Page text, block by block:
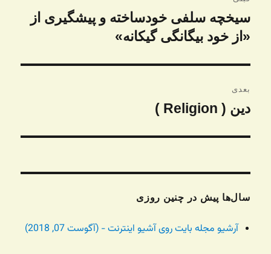
نوشته
نوشته
قبلی:
سیخچه سلفی خودساخته و پیشگیری از
«از خود بیگانگی گیکانه»
بعدی
نوشته
دين ( Religion )
سال‌ها پیش در چنین روزی
آرشیو مجله بایت روی آشیو اینترنت - (آگوست 07, 2018)